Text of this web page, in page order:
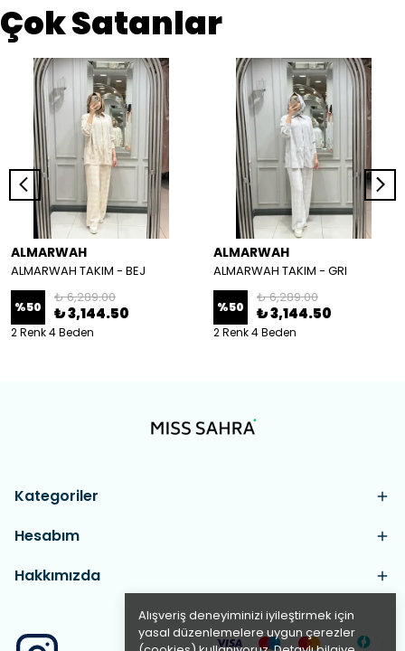
Alışveriş deneyiminizi iyileştirmek için
yasal düzenlemelere uygun çerezler
Çok Satanlar
ALMARWAH
ALMARWAH TAKIM - BEJ
%50
₺ 6,289.00
₺ 3,144.50
2 Renk 4 Beden
ALMARWAH
ALMARWAH TAKIM - GRI
%50
₺ 6,289.00
₺ 3,144.50
2 Renk 4 Beden
Kategoriler
Hesabım
Hakkımızda